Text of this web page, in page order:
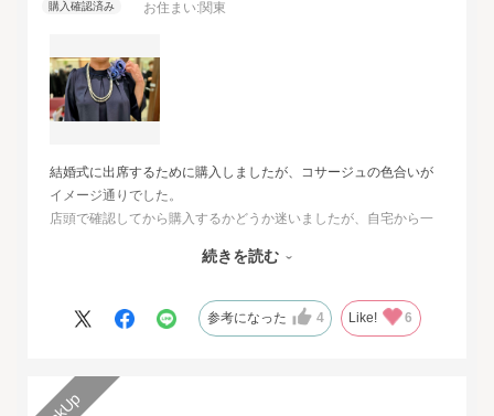
お住まい:関東
結婚式に出席するために購入しましたが、コサージュの色合いが
イメージ通りでした。
店頭で確認してから購入するかどうか迷いましたが、自宅から一
オンラインショップは写真数が多くじっくりと検討することがで
また、購入するとすぐに届くのでとても便利だと思いました。
続きを読む
参考になった 4 Like! 6